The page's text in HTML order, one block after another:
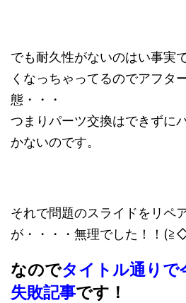
でも耐久性がないのはい事実
くなっちゃってるのでアフタ
態・・・
つまりパーツ交換はできずに
かないのです。
それで問題のスライドをリペ
が・・・・無理でした！！
なのでタイトル通りで
失敗記事です！